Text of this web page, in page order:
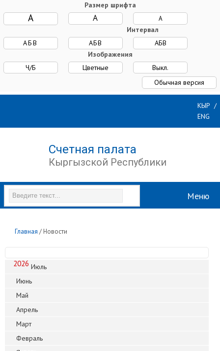
Размер шрифта
A A A
Интервал
AБВ
AБВ
AБВ
Изображения
Ч/Б
Цветные
Выкл.
Обычная версия
КЫР
ENG
Счетная палата
Кыргызской Республики
Меню
Главная / Новости
2026 Июль
Июнь
Май
Апрель
Март
Февраль